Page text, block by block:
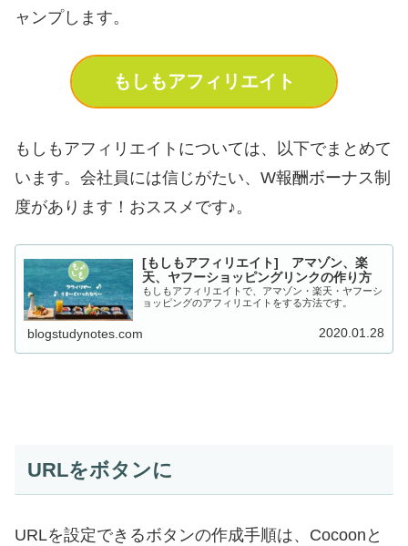
ャンプします。
もしもアフィリエイト
もしもアフィリエイトについては、以下でまとめて
います。会社員には信じがたい、W報酬ボーナス制
度があります！おススメです♪。
[もしもアフィリエイト] アマゾン、楽
天、ヤフーショッピングリンクの作り方
もしもアフィリエイトで、アマゾン・楽天・ヤフーシ
ョッピングのアフィリエイトをする方法です。
blogstudynotes.com 2020.01.28
URLをボタンに
URLを設定できるボタンの作成手順は、Cocoonと